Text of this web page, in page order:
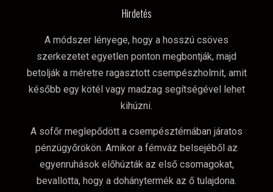
Hirdetés
A módszer lényege, hogy a hosszú csöves
szerkezetet egyetlen ponton megbontják, majd
betolják a méretre ragasztott csempészholmit, amit
később egy kötél vagy madzag segítségével lehet
kihúzni.
A sofőr meglepődött a csempésztémában járatos
pénzügyőrökön. Amikor a fémváz belsejéből az
egyenruhások előhúzták az első csomagokat,
bevallotta, hogy a dohánytermék az ő tulajdona.